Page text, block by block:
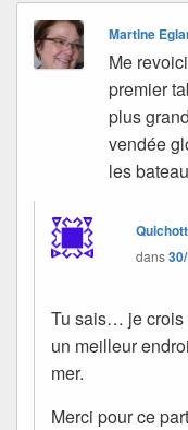
Martine
Me
premier
plus
vendée
les
dans
Tu sais… je crois
un meilleur
mer.
Merci pour ce